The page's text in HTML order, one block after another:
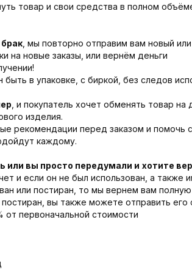
товар и свои средства в полном
, мы повторно отправим вам новый
на новые заказы, или вернём деньги
в упаковке, с биркой, без следов
, и покупатель хочет обменять товар на
изделия.
рекомендации перед заказом и помочь
каждому.
или вы просто передумали и хотите
и если он не был использован, а также
или постиран, то мы вернем вам
вы также можете отправить
первоначальной стоимости